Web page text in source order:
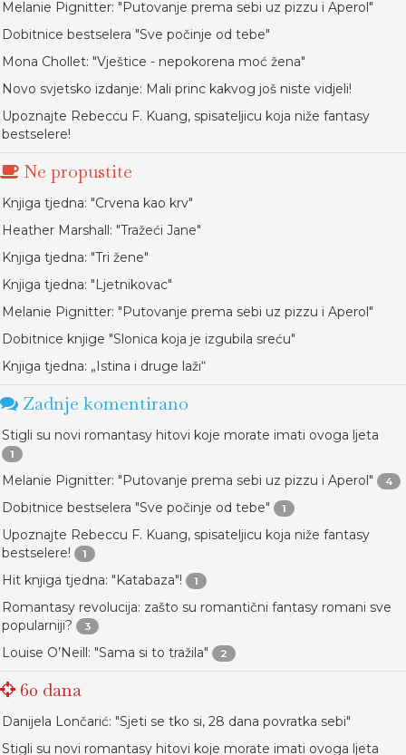
Melanie Pignitter: "Putovanje prema sebi uz pizzu i Aperol"
Dobitnice bestselera "Sve počinje od tebe"
Mona Chollet: "Vještice - nepokorena moć žena"
Novo svjetsko izdanje: Mali princ kakvog još niste vidjeli!
Upoznajte Rebeccu F. Kuang, spisateljicu koja niže fantasy
bestselere!
Ne propustite
Knjiga tjedna: "Crvena kao krv"
Heather Marshall: "Tražeći Jane"
Knjiga tjedna: "Tri žene"
Knjiga tjedna: "Ljetnikovac"
Melanie Pignitter: "Putovanje prema sebi uz pizzu i Aperol"
Dobitnice knjige "Slonica koja je izgubila sreću"
Knjiga tjedna: „Istina i druge laži“
Zadnje komentirano
Stigli su novi romantasy hitovi koje morate imati ovoga ljeta
1
Melanie Pignitter: "Putovanje prema sebi uz pizzu i Aperol" 4
Dobitnice bestselera "Sve počinje od tebe" 1
Upoznajte Rebeccu F. Kuang, spisateljicu koja niže fantasy
bestselere!
1
Hit knjiga tjedna: "Katabaza"! 1
Romantasy revolucija: zašto su romantični fantasy romani sve
popularniji?
3
Louise O’Neill: "Sama si to tražila" 2
60 dana
Danijela Lončarić: "Sjeti se tko si, 28 dana povratka sebi"
Stigli su novi romantasy hitovi koje morate imati ovoga ljeta